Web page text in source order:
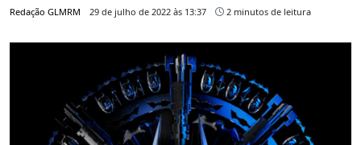
Redação GLMRM 29 de julho de 2022 às 13:37 2 minutos de leitura